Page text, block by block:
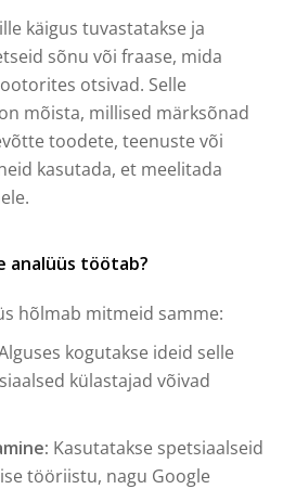
käigus tuvastatakse ja
sõnu või fraase, mida
otsivad. Selle
mõista, millised märksõnad
toodete, teenuste või
kasutada, et meelitada
analüüs töötab?
hõlmab mitmeid samme:
kogutakse ideid selle
külastajad võivad
Kasutatakse spetsiaalseid
tööriistu, nagu Google